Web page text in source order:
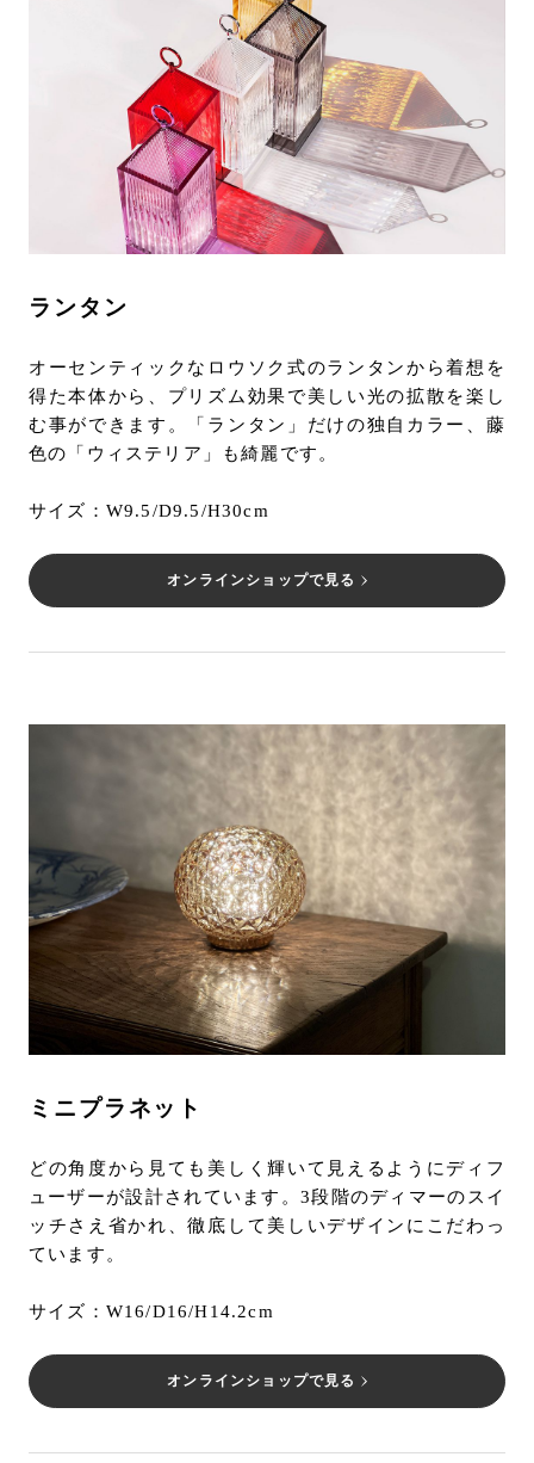
ランタン
オーセンティックなロウソク式のランタンから着想を
得た本体から、プリズム効果で美しい光の拡散を楽し
む事ができます。「ランタン」だけの独自カラー、藤
色の「ウィステリア」も綺麗です。
サイズ：W9.5/D9.5/H30cm
オンラインショップで見る
ミニプラネット
どの角度から見ても美しく輝いて見えるようにディフ
ューザーが設計されています。3段階のディマーのスイ
ッチさえ省かれ、徹底して美しいデザインにこだわっ
ています。
サイズ：W16/D16/H14.2cm
オンラインショップで見る